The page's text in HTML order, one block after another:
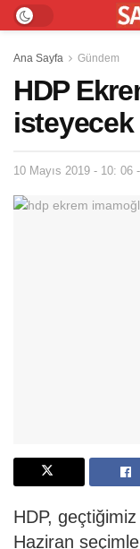
Ana Sayfa Gündem
HDP
isteyecek
10 Mayıs 2019 - 10: 06
HDP,
Haziran